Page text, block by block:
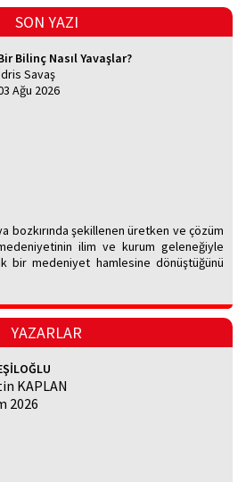
SON YAZI
Bilinç Nasıl Yavaşlar?
Savaş
Ağu 2026
bozkırında şekillenen üretken ve çözüm
ilim ve kurum geleneğiyle
bir medeniyet hamlesine dönüştüğünü
YAZARLAR
KAPLAN
2026